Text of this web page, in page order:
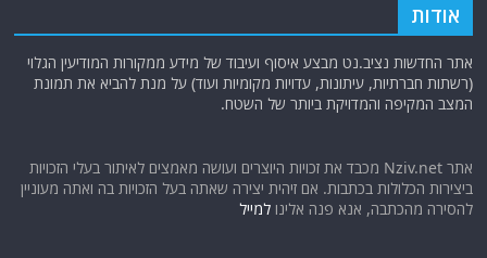
אודות
אתר החדשות נציב.נט מבצע איסוף ועיבוד של מידע ממקורות המודיעין הגלוי
(רשתות חברתיות, עיתונות, עדויות מקומיות ועוד) על מנת להביא את תמונת
המצב המקיפה והמדויקת ביותר של השטח.
אתר Nziv.net מכבד את זכויות היוצרים ועושה מאמצים לאיתור בעלי הזכויות
ביצירות הכלולות בכתבות. אם זיהית יצירה שאתה בעל הזכויות בה ואתה מעוניין
להסירה מהכתבה, אנא פנה אלינולמייל